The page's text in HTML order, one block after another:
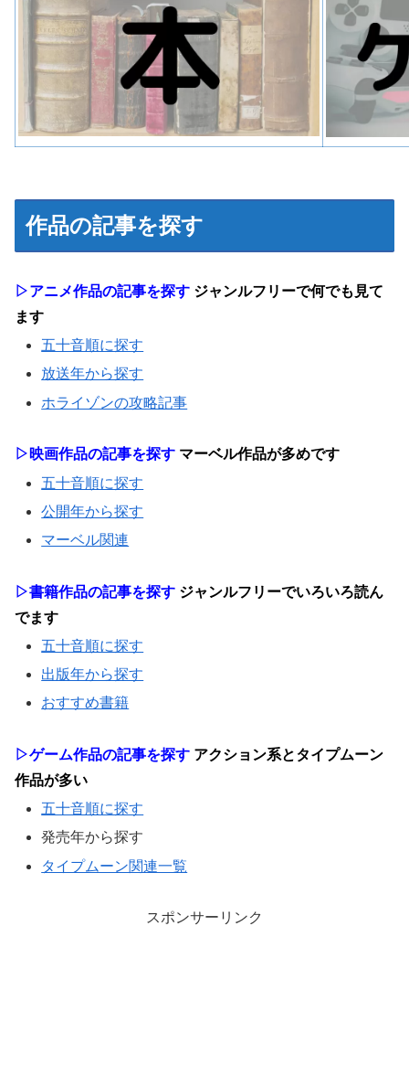
作品の記事を探す
▷アニメ作品の記事を探す ジャンルフリーで何でも見て
ます
五十音順に探す
放送年から探す
ホライゾンの攻略記事
▷映画作品の記事を探す マーベル作品が多めです
五十音順に探す
公開年から探す
マーベル関連
▷書籍作品の記事を探す ジャンルフリーでいろいろ読ん
でます
五十音順に探す
出版年から探す
おすすめ書籍
▷ゲーム作品の記事を探す アクション系とタイプムーン
作品が多い
五十音順に探す
発売年から探す
タイプムーン関連一覧
スポンサーリンク